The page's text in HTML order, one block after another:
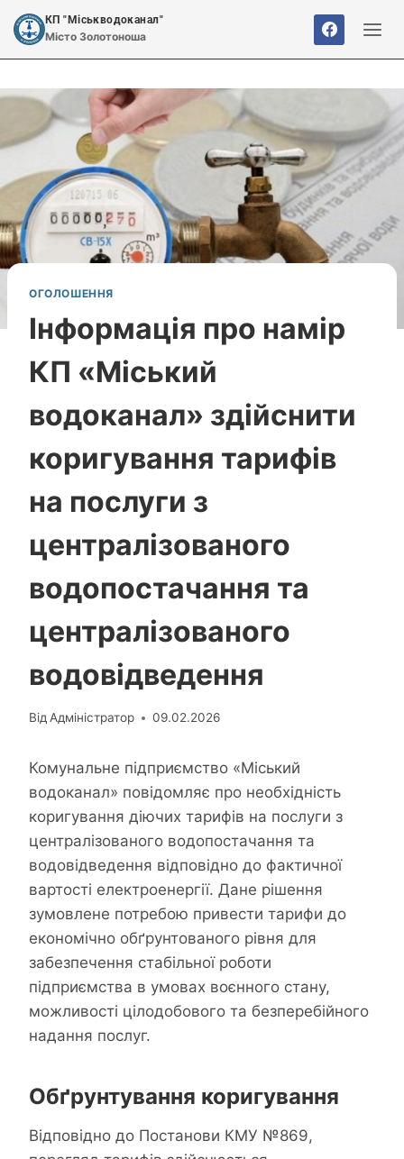
Перейти
до
вмісту
КП "Міськводоканал"
Місто Золотоноша
ОГОЛОШЕННЯ
Інформація про намір
КП «Міський
водоканал» здійснити
коригування тарифів
на послуги з
централізованого
водопостачання та
централізованого
водовідведення
Від Адміністратор 09.02.2026
Комунальне підприємство «Міський
водоканал» повідомляє про необхідність
коригування діючих тарифів на послуги з
централізованого водопостачання та
водовідведення відповідно до фактичної
вартості електроенергії. Дане рішення
зумовлене потребою привести тарифи до
економічно обґрунтованого рівня для
забезпечення стабільної роботи
підприємства в умовах воєнного стану,
можливості цілодобового та безперебійного
надання послуг.
Обґрунтування коригування
Відповідно до Постанови КМУ №869,